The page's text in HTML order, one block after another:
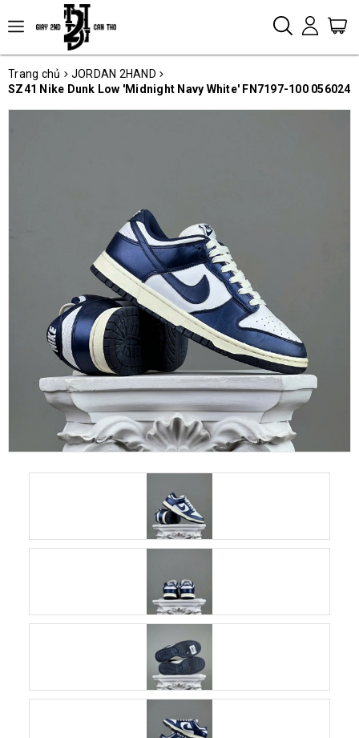
Trang chủ
JORDAN 2HAND
SZ41 Nike Dunk Low 'Midnight Navy White' FN7197-100 056024